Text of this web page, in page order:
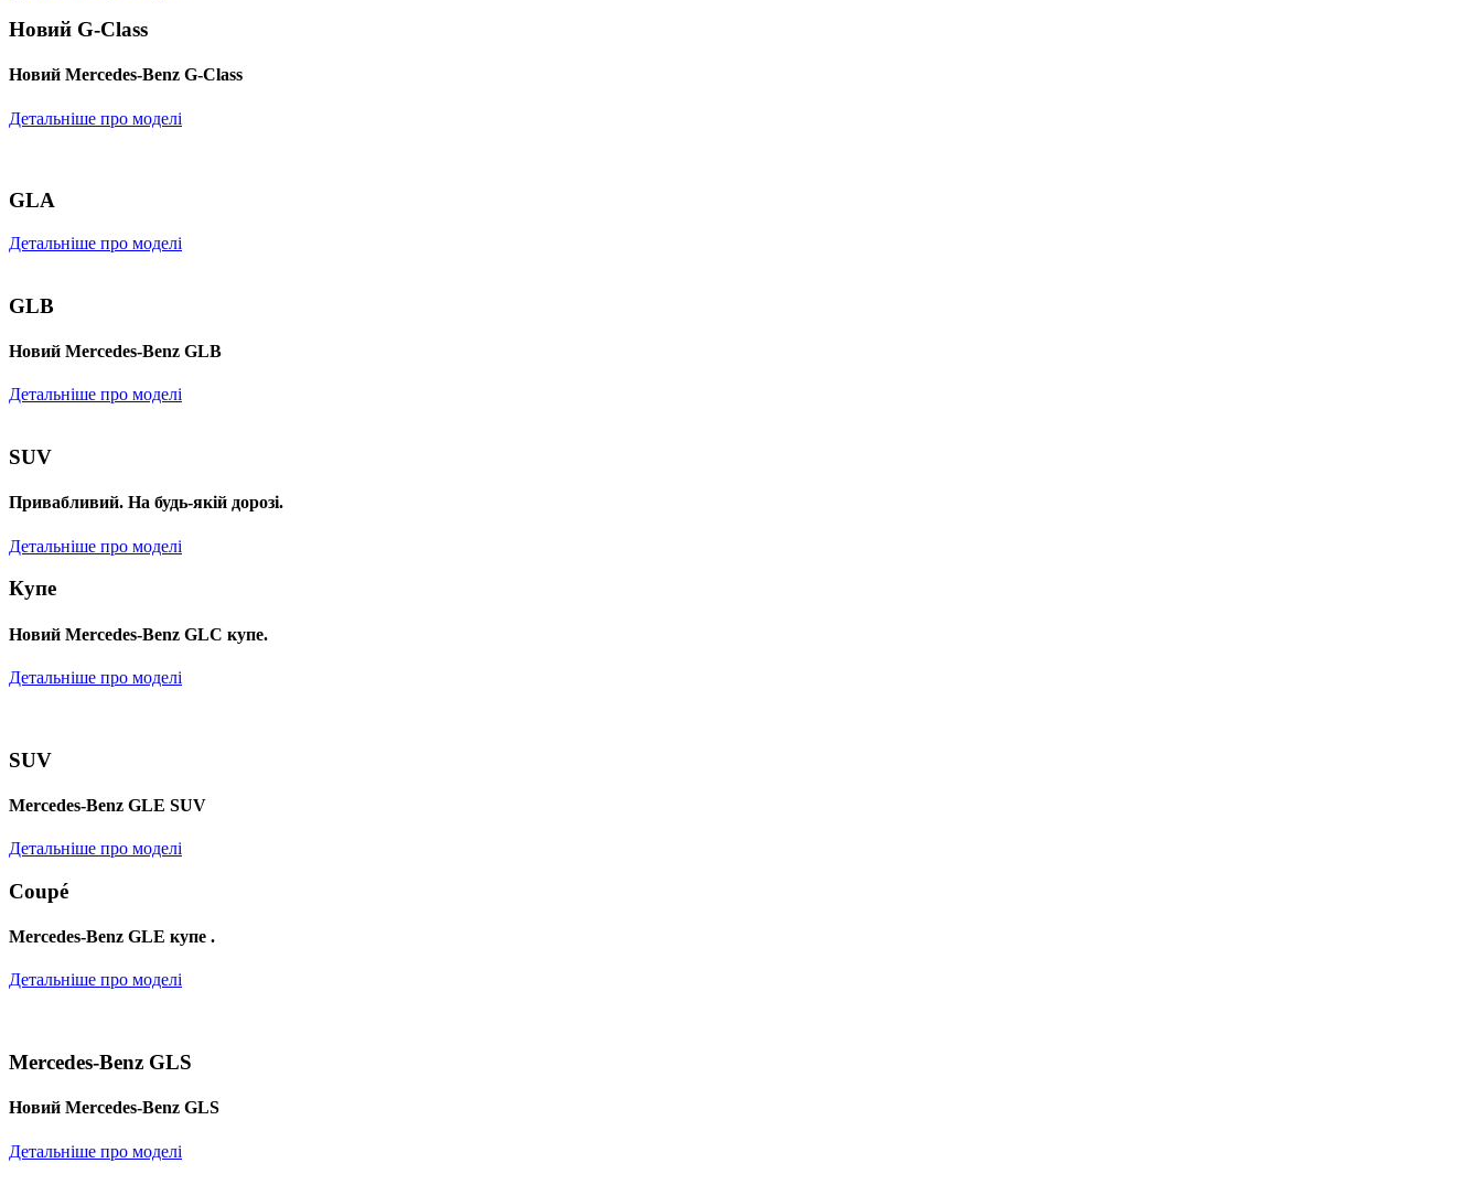
Новий G-Class
Новий Mercedes-Benz G-Class
Детальніше про моделі
GLA
Детальніше про моделі
GLB
Новий Mercedes-Benz GLB
Детальніше про моделі
SUV
Привабливий. На будь-якій дорозі.
Детальніше про моделі
Купе
Новий Mercedes-Benz GLС купе.
Детальніше про моделі
SUV
Mercedes-Benz GLE SUV
Детальніше про моделі
Coupé
Mercedes-Benz GLE купе .
Детальніше про моделі
Mercedes-Benz GLS
Новий Mercedes-Benz GLS
Детальніше про моделі